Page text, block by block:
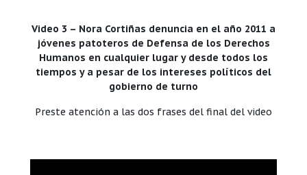
Video 3 – Nora Cortiñas denuncia en el año 2011 a
jóvenes patoteros de Defensa de los Derechos
Humanos en cualquier lugar y desde todos los
tiempos y a pesar de los intereses políticos del
gobierno de turno
Preste atención a las dos frases del final del video